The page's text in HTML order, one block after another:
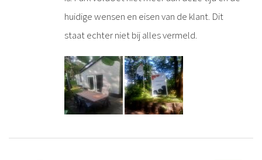
huidige wensen en eisen van de klant. Dit
staat echter niet bij alles vermeld.